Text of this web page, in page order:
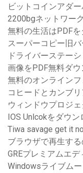
ビットコインアダ
2200bgネットワー
無料の生活はPDFを
スーパーコピー旧
ドライバーステー
画像をPDF無料ダ
無料のオンライン
コヒードとカンブ
ウィンドウプロジ
IOS Unlcokをダウン
Tiwa savage get it
ブラウザで再生す
GREプレミアムエ
Windowsライブム